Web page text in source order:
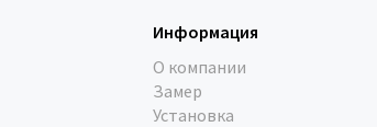
Информация
О компании
Замер
Установка